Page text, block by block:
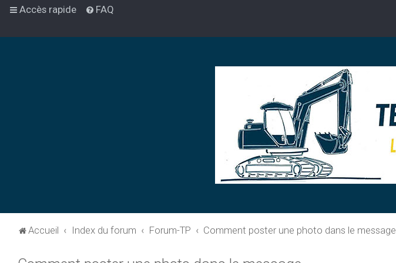
Accès rapide FAQ
Accueil Index du forum Forum-TP Comment poster une photo dans le message